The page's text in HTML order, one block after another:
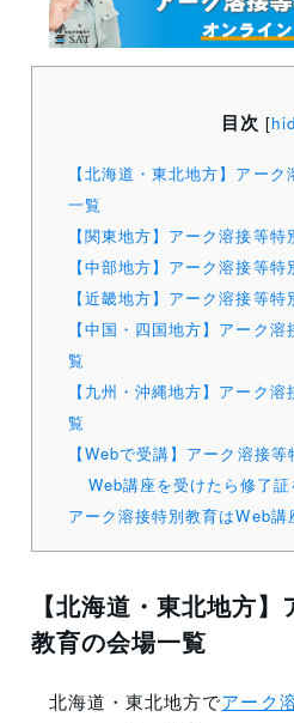
目次 [
【北海道・東北地方】アー
一覧
【関東地方】アーク溶接等
【中部地方】アーク溶接等
【近畿地方】アーク溶接等
【中国・四国地方】アーク
覧
【九州・沖縄地方】アーク
覧
【Webで受講】アーク溶接等
Web講座を受けたら修了証
アーク溶接特別教育はWeb講
【北海道・東北地方
教育の会場一覧
北海道・東北地方でアーク